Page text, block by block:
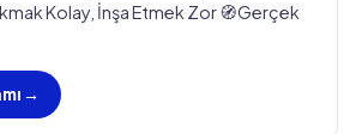
Kolay, İnşa Etmek Zor 🧭Gerçek
→